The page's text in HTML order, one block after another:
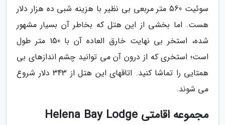
سوئیت 560 متر مربعی بی نظیر با هزینه شبی ده هزار دلار
هست. اما بخشی از این هتل که بخاطر آن بسیار مشهور
شده، استخر بی نهایت خارق العاده آن با 150 متر طول
است؛ استخری که از درون آن می توانید چشم اندازهای بی
همتایی را تماشا کنید. اتاقهای این هتل از 343 دلار شروع
می شوند.
مجموعه اقامتی Helena Bay Lodge